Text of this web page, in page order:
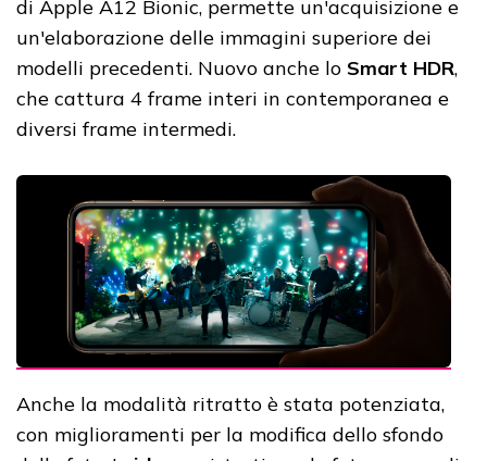
di Apple A12 Bionic, permette un'acquisizione e
un'elaborazione delle immagini superiore dei
modelli precedenti. Nuovo anche lo Smart HDR,
che cattura 4 frame interi in contemporanea e
diversi frame intermedi.
Anche la modalità ritratto è stata potenziata,
con miglioramenti per la modifica dello sfondo